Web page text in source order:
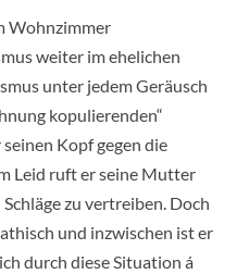
Wohnzimmer
weiter im ehelichen
unter jedem Geräusch
kopulierenden“
Kopf gegen die
Leid ruft er seine Mutter
zu vertreiben. Doch
und inzwischen ist er
durch diese Situation á